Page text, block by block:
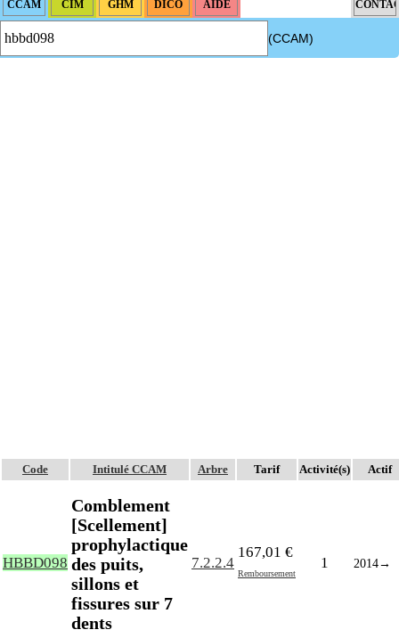
(CCAM)
Code Intitulé CCAM Arbre Tarif Activité(s) Actif
HBBD098
Comblement
[Scellement]
prophylactique
des puits,
sillons et
fissures sur 7
dents
7.2.2.4
167,01 €
Remboursement
1 2014→